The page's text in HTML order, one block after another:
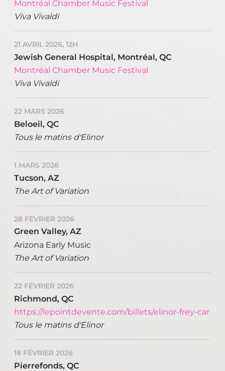
Montréal Chamber Music Festival
Viva Vivaldi
21 AVRIL 2026, 12H
Jewish General Hospital, Montréal, QC
Montréal Chamber Music Festival
Viva Vivaldi
22 MARS 2026
Beloeil, QC
Tous le matins d'Elinor
1 MARS 2026
Tucson, AZ
The Art of Variation
28 FÉVRIER 2026
Green Valley, AZ
Arizona Early Music
The Art of Variation
22 FÉVRIER 2026
Richmond, QC
https://lepointdevente.com/billets/elinor-frey-car
Tous le matins d'Elinor
18 FÉVRIER 2026
Pierrefonds, QC